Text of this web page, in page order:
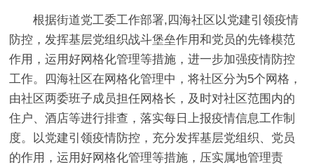
根据街道党工委工作部署,四海社区以党建引领疫情
防控，发挥基层党组织战斗堡垒作用和党员的先锋模范
作用，运用好网格化管理等措施，进一步加强疫情防控
工作。四海社区在网格化管理中，将社区分为5个网格，
由社区两委班子成员担任网格长，及时对社区范围内的
住户、酒店等进行排查，落实每日上报疫情信息工作制
度。以党建引领疫情防控，充分发挥基层党组织、党员
的作用，运用好网格化管理等措施，压实属地管理责